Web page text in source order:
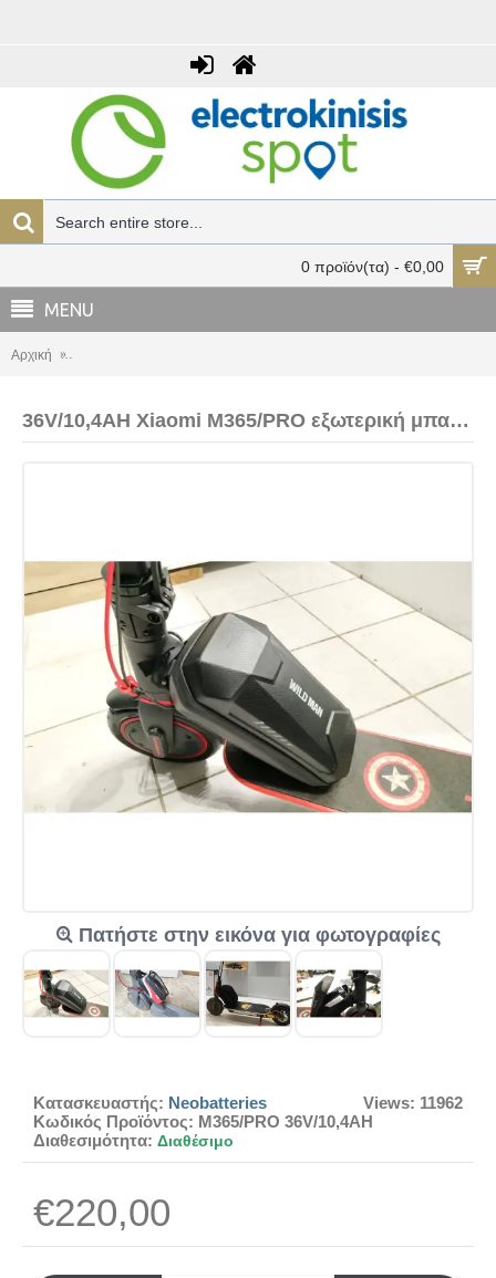
0 προϊόν(τα) - €0,00
MENU
Αρχική 36V/10,4AH Xiaomi M365/PRO εξωτερική μπαταρία Samsung 36V/
36V/10,4AH Xiaomi M365/PRO εξωτερική μπαταρία Samsung 36V/10,4AH
Πατήστε στην εικόνα για φωτογραφίες
Views: 11962
Κατασκευαστής: Neobatteries
Κωδικός Προϊόντος: M365/PRO 36V/10,4AH
Διαθεσιμότητα: Διαθέσιμο
€220,00